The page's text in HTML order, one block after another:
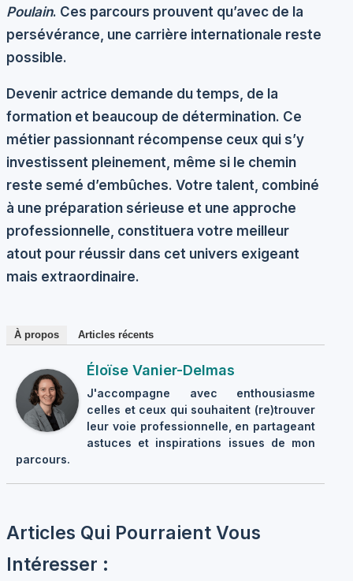
Poulain. Ces parcours prouvent qu’avec de la
persévérance, une carrière internationale reste
possible.
Devenir actrice demande du temps, de la
formation et beaucoup de détermination. Ce
métier passionnant récompense ceux qui s’y
investissent pleinement, même si le chemin
reste semé d’embûches. Votre talent, combiné
à une préparation sérieuse et une approche
professionnelle, constituera votre meilleur
atout pour réussir dans cet univers exigeant
mais extraordinaire.
À propos Articles récents
Éloïse Vanier-Delmas
J'accompagne avec enthousiasme
celles et ceux qui souhaitent (re)trouver
leur voie professionnelle, en partageant
astuces et inspirations issues de mon
parcours.
Articles Qui Pourraient Vous
Intéresser :